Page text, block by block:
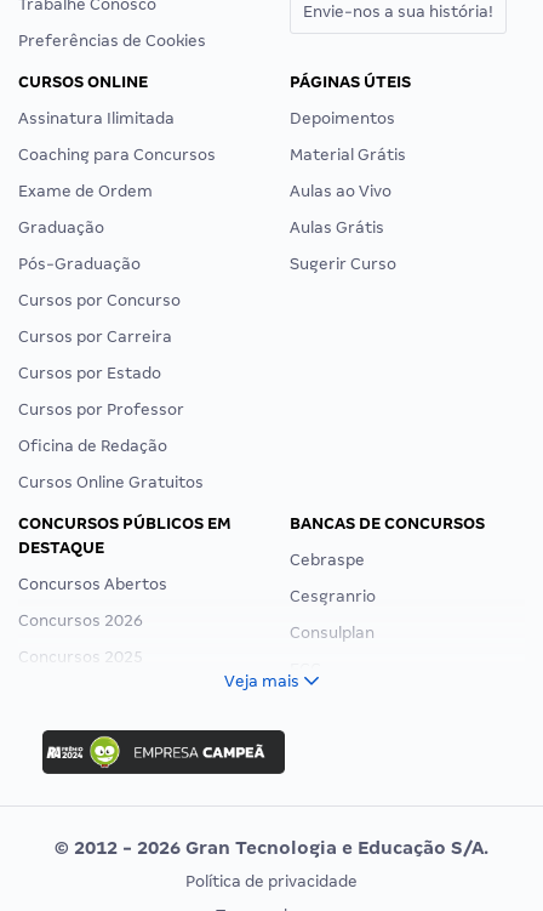
Trabalhe Conosco
Preferências de Cookies
Envie-nos a sua história!
CURSOS ONLINE
Assinatura Ilimitada
Coaching para Concursos
Exame de Ordem
Graduação
Pós-Graduação
Cursos por Concurso
Cursos por Carreira
Cursos por Estado
Cursos por Professor
Oficina de Redação
Cursos Online Gratuitos
PÁGINAS ÚTEIS
Depoimentos
Material Grátis
Aulas ao Vivo
Aulas Grátis
Sugerir Curso
CONCURSOS PÚBLICOS EM
DESTAQUE
Concursos Abertos
Concursos 2026
Concursos 2025
Concurso Ibama
Concurso MPU
Editais publicados
BANCAS DE CONCURSOS
Cebraspe
Cesgranrio
Consulplan
Vunesp
CONCURSOS POR PROFISSÃO EXAME DE ORDEM
Veja mais
© 2012 - 2026 Gran Tecnologia e Educação S/A.
Política de privacidade